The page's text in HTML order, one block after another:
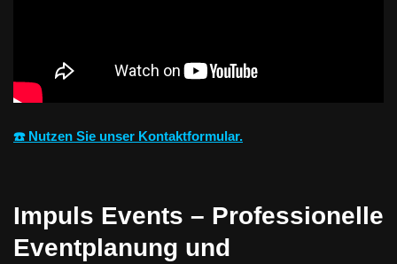
☎️ Nutzen Sie unser Kontaktformular.
Impuls Events – Professionelle
Eventplanung und